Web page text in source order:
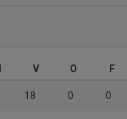
V O F
18 0 0